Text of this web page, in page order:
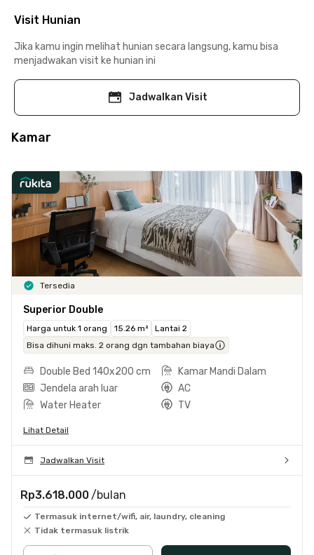
Visit Hunian
Jika kamu ingin melihat hunian secara langsung, kamu bisa
menjadwakan visit ke hunian ini
Jadwalkan Visit
Kamar
Tersedia
Superior Double
Harga untuk 1 orang 15.26 m²
Lantai 2
Bisa dihuni maks. 2 orang dgn tambahan biaya
Double Bed 140x200 cm
Kamar Mandi Dalam
Jendela arah luar
AC
Water Heater
TV
Lihat Detail
Jadwalkan Visit
Rp3.618.000 /bulan
Termasuk internet/wifi, air, laundry, cleaning
Tidak termasuk listrik